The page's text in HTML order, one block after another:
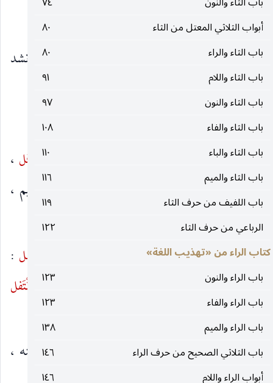
أبواب الثلاثي المعتل من الثاء
٨٠
باب الثاء والراء
٨٠
باب الثاء واللام
٩١
باب الثاء والنون
٩٧
باب الثاء والفاء
١٠٨
باب الثاء والباء
١١٠
باب الثاء والميم
١١٦
باب اللفيف من حرف الثاء
١١٩
الرباعي من حرف الثاء
١٢٢
كتاب الراء من «تهذيب اللغة»
باب الراء والنون
١٢٣
باب الراء والفاء
١٢٣
باب الراء والميم
١٣٨
باب الثلاثي الصحيح من حرف الراء
١٤٦
أبواب الراء واللام
١٤٦
ويُقال لبعض أولاد السِّباع :
أبو عُبيد
: العَطِيّة ، تُشَبّه بالبَحْر ؛ وأنشد
الأعْشى باهلة :
عمرو ، عن أبيه ، هو : اليَمّ ، والقَلْمس ، والنَّوْفل،
والمُهْرُقان ، والدَّأْماء ، وخُضَارة ، والأَخْضر ، والعُلَيم ،
والخَسِيف.
ثعلب ، عن ابن الأعرابيّ :
النَّفل:
الهِبَة ، والنَّفل : نَبْتٌ مَعْروف ، و انْتَفل
الرَّجُل ، إذا اعْتَذَر.
أبو عُبيد ، وابن شميل :
منه وأنْتَفيت منه ،